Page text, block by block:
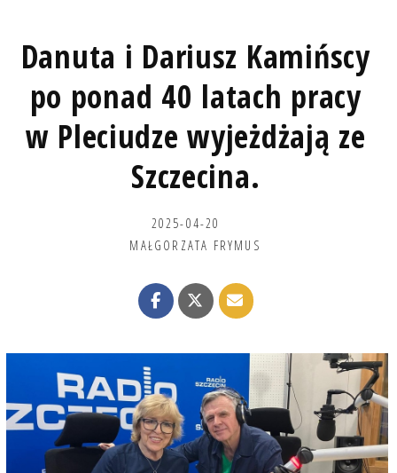
Danuta i Dariusz Kamińscy
po ponad 40 latach pracy
w Pleciudze wyjeżdżają ze
Szczecina.
2025-04-20
MAŁGORZATA FRYMUS